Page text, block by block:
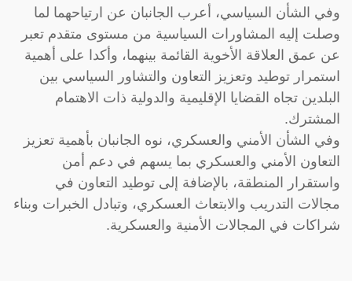
وفي الشأن السياسي، أعرب الجانبان عن ارتياحهما لما
وصلت إليه المشاورات السياسية من مستوى متقدم تعبر
عن عمق العلاقة الأخوية القائمة بينهما، وأكدا على أهمية
استمرار توطيد وتعزيز التعاون والتشاور السياسي بين
البلدين تجاه القضايا الإقليمية والدولية ذات الاهتمام
المشترك.
وفي الشأن الأمني والعسكري، نوه الجانبان بأهمية تعزيز
التعاون الأمني والعسكري بما يسهم في دعم أمن
واستقرار المنطقة، بالإضافة إلى توطيد التعاون في
مجالات التدريب والابتعاث العسكري، وتبادل الخبرات وبناء
شراكات في المجالات الأمنية والعسكرية.